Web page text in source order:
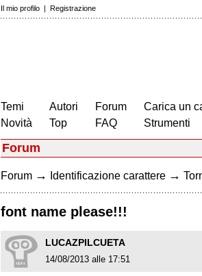
Il mio profilo | Registrazione
Temi
Novità
Autori
Top
Forum
FAQ
Carica un
Strumenti
Forum
Forum → Identificazione carattere →
font name please!!!
LUCAZPILCUETA
14/08/2013 alle 17:51